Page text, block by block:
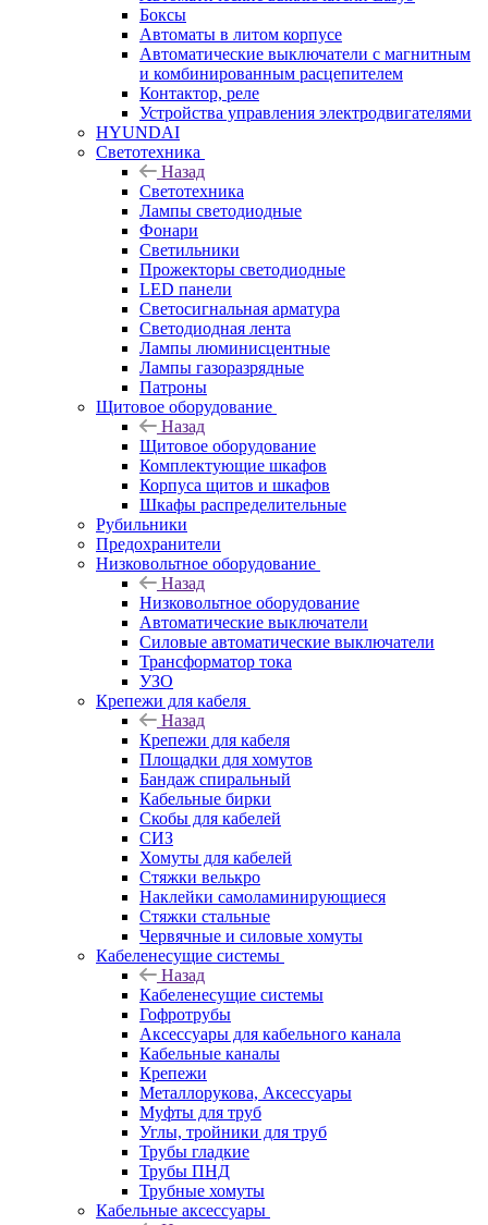
Боксы
Автоматы в литом корпусе
Автоматические выключатели с магнитным
и комбинированным расцепителем
Контактор, реле
Устройства управления электродвигателями
HYUNDAI
Светотехника
Назад
Светотехника
Лампы светодиодные
Фонари
Светильники
Прожекторы светодиодные
LED панели
Светосигнальная арматура
Светодиодная лента
Лампы люминисцентные
Лампы газоразрядные
Патроны
Щитовое оборудование
Назад
Щитовое оборудование
Комплектующие шкафов
Корпуса щитов и шкафов
Шкафы распределительные
Рубильники
Предохранители
Низковольтное оборудование
Назад
Низковольтное оборудование
Автоматические выключатели
Силовые автоматические выключатели
Трансформатор тока
УЗО
Крепежи для кабеля
Назад
Крепежи для кабеля
Площадки для хомутов
Бандаж спиральный
Кабельные бирки
Cкобы для кабелей
СИЗ
Хомуты для кабелей
Стяжки велькро
Наклейки самоламинирующиеся
Стяжки стальные
Червячные и силовые хомуты
Кабеленесущие системы
Назад
Кабеленесущие системы
Гофротрубы
Аксессуары для кабельного канала
Кабельные каналы
Крепежи
Металлорукова, Аксессуары
Муфты для труб
Углы, тройники для труб
Трубы гладкие
Трубы ПНД
Трубные хомуты
Кабельные аксессуары